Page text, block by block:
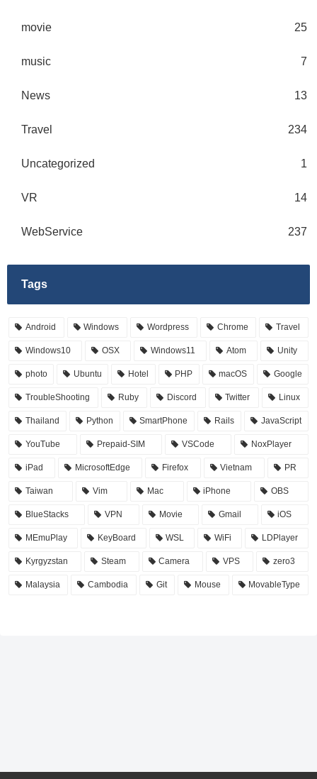
movie 25
music 7
News 13
Travel 234
Uncategorized 1
VR 14
WebService 237
Tags
Android Windows Wordpress Chrome Travel
Windows10 OSX Windows11 Atom Unity
photo Ubuntu Hotel PHP macOS Google
TroubleShooting Ruby Discord Twitter Linux
Thailand Python SmartPhone Rails JavaScript
YouTube Prepaid-SIM VSCode NoxPlayer
iPad MicrosoftEdge Firefox Vietnam PR
Taiwan Vim Mac iPhone OBS
BlueStacks VPN Movie Gmail iOS
MEmuPlay KeyBoard WSL WiFi LDPlayer
Kyrgyzstan Steam Camera VPS zero3
Malaysia Cambodia Git Mouse MovableType